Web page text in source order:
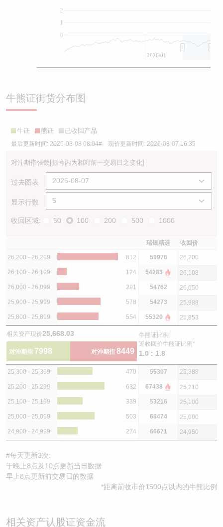
0
1
2
2026/01
牛熊证街货分布图
牛证 熊证 已收回产品
最后更新时间: 2026-08-08 08:04# 现价更新时间: 2026-08-07 16:35
对沖期指張数[括号内为相对前一交易日之变化]
过去图表
显示行数
收回区域: 50 100 200 500 1000
瑞银精选 收回价
26,200 - 26,299 812 59976 26,200
26,100 - 26,199 124 54283 26,108
26,000 - 26,099 291 54762 26,050
25,900 - 25,999 578 54273 25,988
25,800 - 25,899 554 55320 25,853
相关资产现价25,668.03
对沖期指 7998 对沖期指 8449
牛熊证比例
近收回价牛熊证比例*
1.0 : 1.8
25,300 - 25,399 470 55307 25,388
25,200 - 25,299 632 67438 25,210
25,100 - 25,199 339 53216 25,100
25,000 - 25,099 503 68474 25,000
24,900 - 24,999 274 66671 24,950
#每天更新3次:
于晚上8点及10点更新当日数据
早上8点更新前交易日的数据
*距离前收巿价1500点以内的牛熊比例
相关资产认股证资金流